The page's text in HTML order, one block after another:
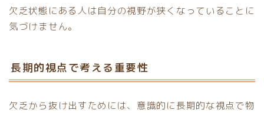
欠乏状態にある人は自分の視野が狭くなっていることに
気づけません。
長期的視点で考える重要性
欠乏から抜け出すためには、意識的に長期的な視点で物